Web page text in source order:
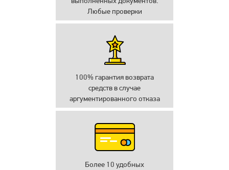
Любые проверки
100% гарантия возврата
средств в случае
аргументированного отказа
Более 10 удобных